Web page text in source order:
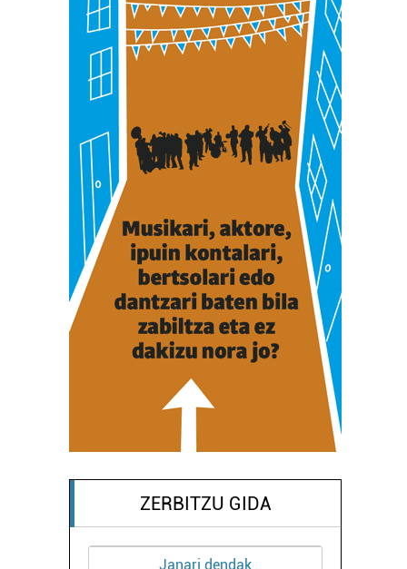
ZERBITZU GIDA
Janari dendak